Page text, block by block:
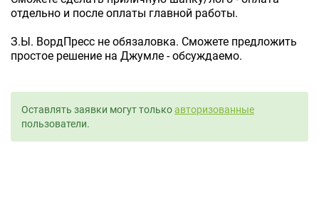
отдельно и после оплаты главной работы.
З.Ы. ВордПресс не обязаловка. Сможете предложить
простое решение на Джумле - обсуждаемо.
Оставлять заявки могут толькоавторизованные
пользователи.